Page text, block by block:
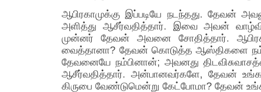
ஆபிரகாமுக்கு இப்படியே நடந்தது. தேவன்
அளித்து ஆசீர்வதித்தார். இவை அவன்
முன்னர் தேவன் அவனை சோதித்தார்.
வைத்தானா? தேவன் கொடுத்த ஆஸ்திகளை
தேவனையே நம்பினான்; அவனது
ஆசீர்வதித்தார். அன்பானவர்களே, தேவன்
கிருபை வேண்டுமென்று கேட்போமா? தேவன்